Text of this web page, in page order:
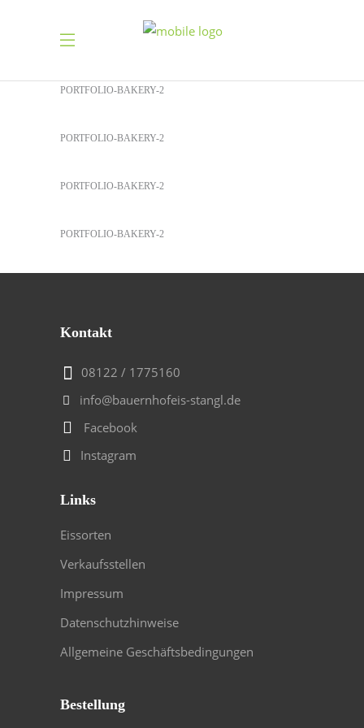
PORTFOLIO-BAKERY-2
PORTFOLIO-BAKERY-2
PORTFOLIO-BAKERY-2
PORTFOLIO-BAKERY-2
Kontakt
08122 / 1775160
info@bauernhofeis-stangl.de
Facebook
Instagram
Links
Eissorten
Verkaufsstellen
Impressum
Datenschutzhinweise
Allgemeine Geschäftsbedingungen
Bestellung